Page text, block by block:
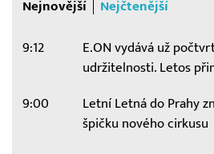
Nejnovější Nejčtenější
9:12
E.ON vydává už
udržitelnosti. Letos
9:00
Letní Letná do Prahy
špičku nového cirkusu